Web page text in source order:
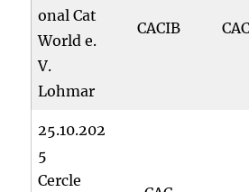
onal Cat
World e.
V.
Lohmar
CACIB
25.10.202
5
Cercle